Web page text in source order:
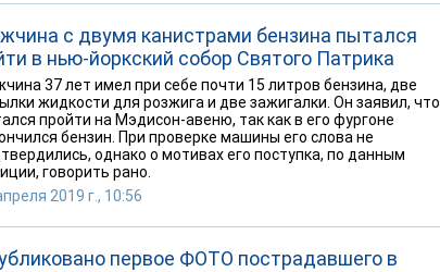
с двумя канистрами бензина пытался
в нью-йоркский собор Святого Патрика
37 лет имел при себе почти 15 литров бензина, две
жидкости для розжига и две зажигалки. Он заявил, что
пройти на Мэдисон-авеню, так как в его фургоне
бензин. При проверке машины его слова не
однако о мотивах его поступка, по данным
говорить рано.
2019 г., 10:56
первое ФОТО пострадавшего в